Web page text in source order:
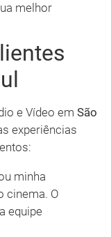
melhor
e Vídeo em São
experiências
minha
cinema. O
equipe